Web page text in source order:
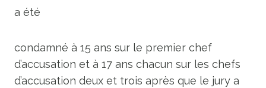
a été
condamné à 15 ans sur le premier chef
d’accusation et à 17 ans chacun sur les chefs
d’accusation deux et trois après que le jury a